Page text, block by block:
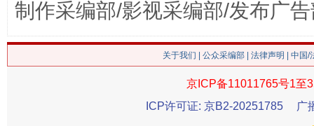
今
制作采编部/影视采编部/发布广
关于我们 公众采编部 法律声明 | 中国
京ICP备11011765号1至
ICP许可证: 京B2-20251785
广